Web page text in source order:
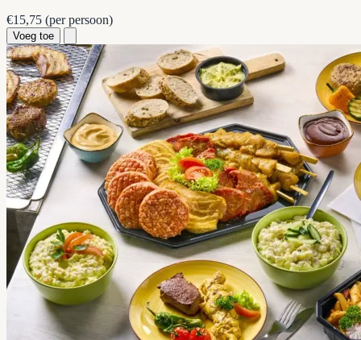
€15,75 (per persoon)
Voeg toe